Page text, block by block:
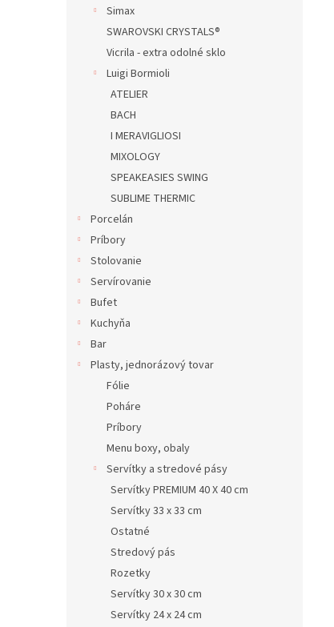
Simax
SWAROVSKI CRYSTALS®
Vicrila - extra odolné sklo
Luigi Bormioli
ATELIER
BACH
I MERAVIGLIOSI
MIXOLOGY
SPEAKEASIES SWING
SUBLIME THERMIC
Porcelán
Príbory
Stolovanie
Servírovanie
Bufet
Kuchyňa
Bar
Plasty, jednorázový tovar
Fólie
Poháre
Príbory
Menu boxy, obaly
Servítky a stredové pásy
Servítky PREMIUM 40 X 40 cm
Servítky 33 x 33 cm
Ostatné
Stredový pás
Rozetky
Servítky 30 x 30 cm
Servítky 24 x 24 cm